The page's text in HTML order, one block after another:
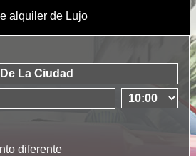
alquiler de Lujo
diferente